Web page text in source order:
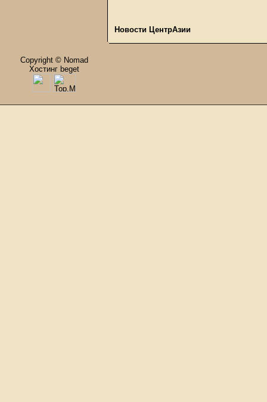
Новости ЦентрАзии
Copyright © Nomad
Хостинг beget